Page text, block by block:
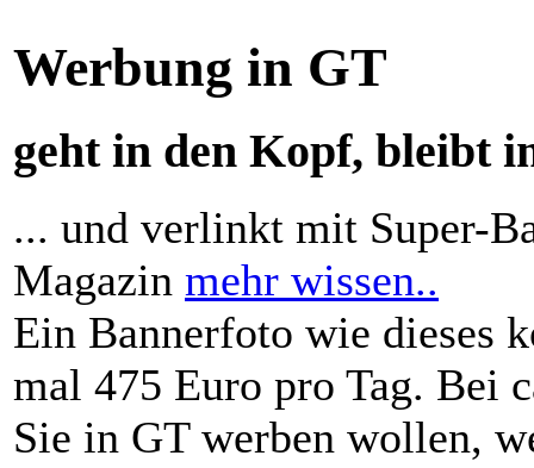
Werbung in GT
geht in den Kopf, bleibt
... und verlinkt mit Super-
Magazin mehr wissen..
Ein Bannerfoto wie dieses
mal 475 Euro pro Tag. Bei
Sie in GT werben wollen,